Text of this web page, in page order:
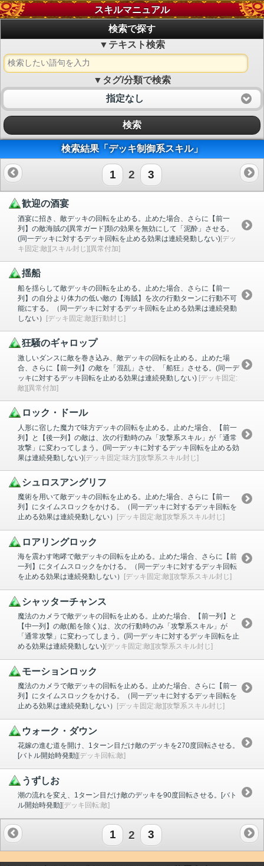
スキルマニュアル
検索で探す
▼テキスト検索
▼タグ/分類で検索
指定なし
検索
検索結果「デッキ制御系スキル」
1 2 3
歓迎の酒宴
酒宴に招き、敵デッキの回転を止める。止めた場合、さらに【前一
列】の敵海賊の[異常ガード]類の効果を無効にして「泥酔」させる。
(同一デッキに対するデッキ回転を止める効果は連続発動しない)[デッ
キ固定:敵][スキル封じ][異常付加]
揺船
船を揺らして敵デッキの回転を止める。止めた場合、さらに【前一
列】の自分より体力の低い敵の【海賊】を次の行動ターンに行動不可
能にする。（同一デッキに対するデッキ回転を止める効果は連続発動
しない） [デッキ固定:敵][行動封じ]
狂騒のギャロップ
激しいダンスに敵を巻き込み、敵デッキの回転を止める。止めた場
合、さらに【前一列】の敵を「混乱」させ、「船狂」させる。(同一デ
ッキに対するデッキ回転を止める効果は連続発動しない) [デッキ固定:
敵][異常付加]
ロック・ドール
人形に宿した魔力で味方デッキの回転を止める。止めた場合、【前一
列】と【後一列】の敵は、次の行動時のみ「攻撃系スキル」が「通常
攻撃」に変わってしまう。(同一デッキに対するデッキ回転を止める効
果は連続発動しない)[デッキ固定:味方][攻撃系スキル封じ]
シュロスアングリフ
魔術を用いて敵デッキの回転を止める。止めた場合、さらに【前一
列】にタイムスロックをかける。（同一デッキに対するデッキ回転を
止める効果は連続発動しない）
[デッキ固定:敵][攻撃系スキル封じ]
ロアリングロック
海を震わす咆哮で敵デッキの回転を止める。止めた場合、さらに【前
一列】にタイムスロックをかける。（同一デッキに対するデッキ回転
を止める効果は連続発動しない）
[デッキ固定:敵][攻撃系スキル封じ]
シャッターチャンス
魔法のカメラで敵デッキの回転を止める。止めた場合、【前一列】と
【中一列】の敵(船を除く)は、次の行動時のみ「攻撃系スキル」が
「通常攻撃」に変わってしまう。(同一デッキに対するデッキ回転を止
める効果は連続発動しない)[デッキ固定:敵][攻撃系スキル封じ]
モーションロック
魔法のカメラで敵デッキの回転を止める。止めた場合、さらに【前一
列】にタイムスロックをかける。（同一デッキに対するデッキ回転を
止める効果は連続発動しない）
[デッキ固定:敵][攻撃系スキル封じ]
ウォーク・ダウン
花嫁の進む道を開け、1ターン目だけ敵のデッキを270度回転させる。
[バトル開始時発動] [デッキ回転:敵]
うずしお
潮の流れを変え、1ターン目だけ敵のデッキを90度回転させる。[バト
ル開始時発動] [デッキ回転:敵]
1 2 3